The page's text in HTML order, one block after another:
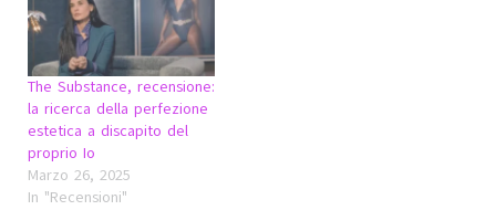
The Substance, recensione:
la ricerca della perfezione
estetica a discapito del
proprio Io
Marzo 26, 2025
In "Recensioni"